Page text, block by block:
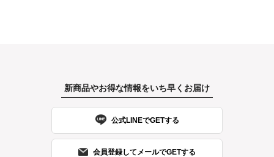
新商品やお得な情報をいち早くお届け
公式LINEでGETする
会員登録してメールでGETする